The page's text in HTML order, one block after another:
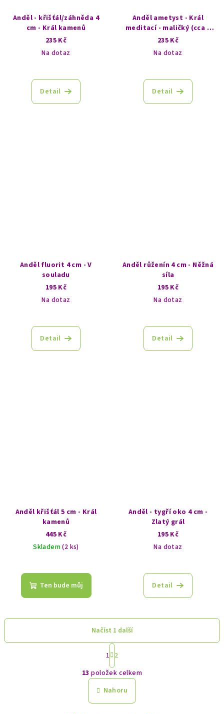
Anděl - křišťál/záhněda 4
cm - Král kamenů
235 Kč
Na dotaz
Detail
Anděl ametyst - Král
meditací - maličký (cca 4
cm)
235 Kč
Na dotaz
hodnocení
produktu
Detail
Anděl fluorit 4 cm - V
souladu
195 Kč
Na dotaz
Detail
Anděl růženín 4 cm - Něžná
síla
195 Kč
Na dotaz
Detail
Anděl křišťál 5 cm - Král
kamenů
445 Kč
Skladem(2 ks)
Ten bude můj
Anděl - tygří oko 4 cm -
Zlatý grál
195 Kč
Na dotaz
Detail
O
v
l
á
Načíst 1 další
S
t
r
á
n
k
o
1 2
13 položek celkem
Nahoru